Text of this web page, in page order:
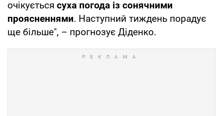
очікується суха погода із сонячними
проясненнями. Наступний тиждень порадує
ще більше", – прогнозує Діденко.